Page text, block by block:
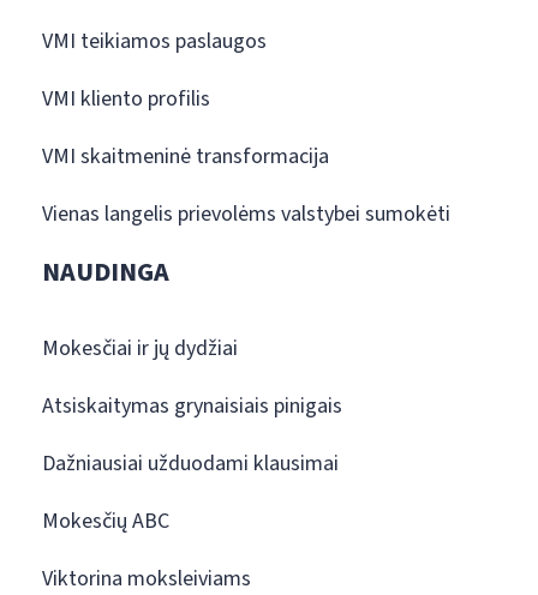
VMI teikiamos paslaugos
VMI kliento profilis
VMI skaitmeninė transformacija
Vienas langelis prievolėms valstybei sumokėti
NAUDINGA
Mokesčiai ir jų dydžiai
Atsiskaitymas grynaisiais pinigais
Dažniausiai užduodami klausimai
Mokesčių ABC
Viktorina moksleiviams